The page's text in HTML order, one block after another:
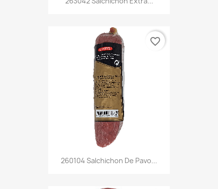
260104 Salchichon De Pavo...
favorite_border